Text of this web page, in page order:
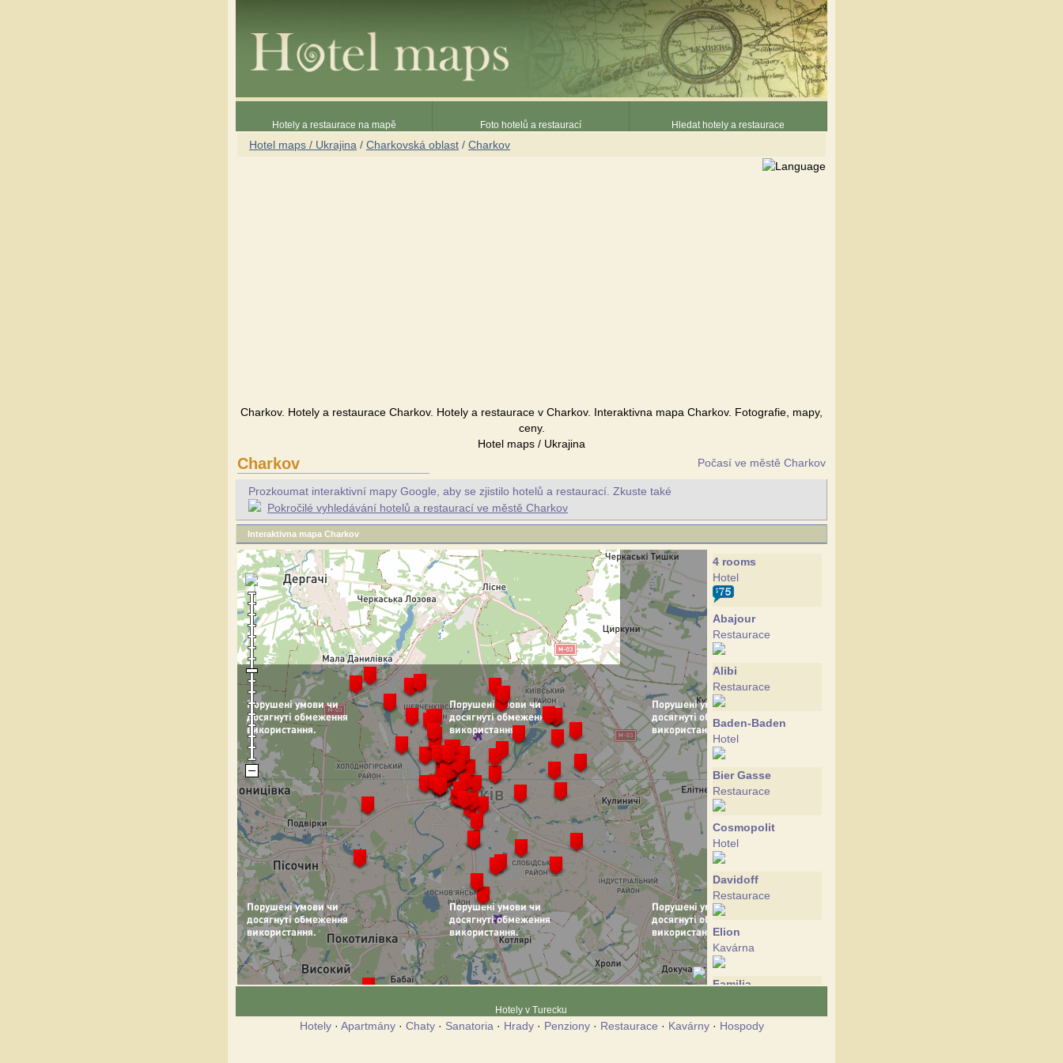
Hotely a restaurace na mapě Foto hotelů a restaurací Hledat hotely a restaurace
Hotel maps / Ukrajina / Charkovská oblast / Charkov
Charkov. Hotely a restaurace Charkov. Hotely a restaurace v Charkov. Interaktivna mapa Charkov. Fotografie, mapy,
ceny.
Hotel maps / Ukrajina
Charkov Počasí ve městě Charkov
Prozkoumat interaktivní mapy Google, aby se zjistilo hotelů a restaurací. Zkuste také
Pokročilé vyhledávání hotelů a restaurací ve městě Charkov
Interaktivna mapa Charkov
4 rooms
Hotel
Abajour
Restaurace
Alibi
Restaurace
Baden-Baden
Hotel
Bier Gasse
Restaurace
Cosmopolit
Hotel
Davidoff
Restaurace
Elion
Kavárna
Familia
Fashion
Hotely v Turecku
Hotely· Apartmány· Chaty· Sanatoria · Hrady· Penziony· Restaurace · Kavárny· Hospody